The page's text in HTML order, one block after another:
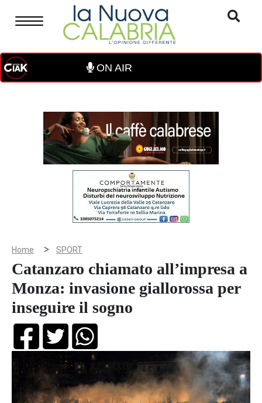
ON AIR
Home > SPORT
Catanzaro chiamato all’impresa a
Monza: invasione giallorossa per
inseguire il sogno